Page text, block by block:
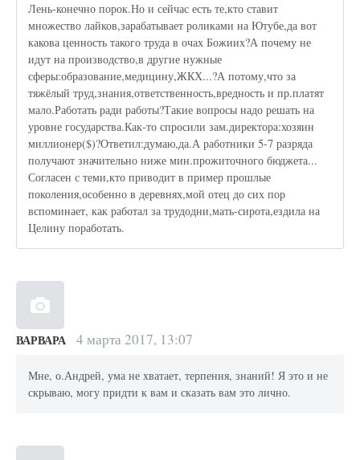
Лень-конечно порок.Но и сейчас есть те,кто ставит
множество лайков,зарабатывает роликами на Ютубе,да вот
какова ценность такого труда в очах Божиих?А почему не
идут на производство,в другие нужные
сферы:образование,медицину,ЖКХ...?А потому,что за
тяжёлый труд,знания,ответственность,вредность и пр.платят
мало.Работать ради работы?Такие вопросы надо решать на
уровне государства.Как-то спросили зам.директора:хозяин
миллионер($)?Ответил:думаю,да.А работники 5-7 разряда
получают значительно ниже мин.прожиточного бюджета...
Согласен с теми,кто приводит в пример прошлые
поколения,особенно в деревнях,мой отец до сих пор
вспоминает, как работал за трудодни,мать-сирота,ездила на
Целину поработать.
ВАРВАРА 4 марта 2017, 13:07
Мне, о.Андрей, ума не хватает, терпения, знаний! Я это и не
скрываю, могу придти к вам и сказать вам это лично.